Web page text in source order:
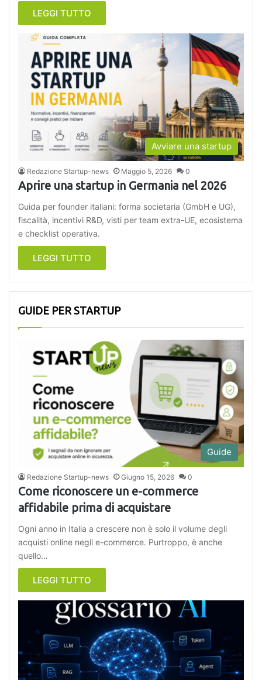
LEGGI TUTTO
Avviare una startup
Redazione Startup-news Maggio 5, 2026 0
Aprire una startup in Germania nel 2026
Guida per founder italiani: forma societaria (GmbH e UG),
fiscalità, incentivi R&D, visti per team extra-UE, ecosistema
e checklist operativa.
LEGGI TUTTO
GUIDE PER STARTUP
Guide
Redazione Startup-news Giugno 15, 2026 0
Come riconoscere un e-commerce
affidabile prima di acquistare
Ogni anno in Italia a crescere non è solo il volume degli
acquisti online negli e-commerce. Purtroppo, è anche
quello…
LEGGI TUTTO